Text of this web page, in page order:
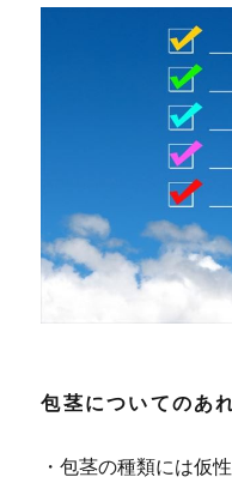
包茎についてのあ
・包茎の種類には仮